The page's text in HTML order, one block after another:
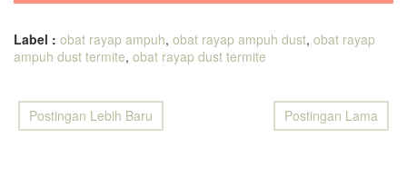
Label : obat rayap ampuh, obat rayap ampuh dust, obat rayap
ampuh dust termite, obat rayap dust termite
Postingan Lebih Baru Postingan Lama